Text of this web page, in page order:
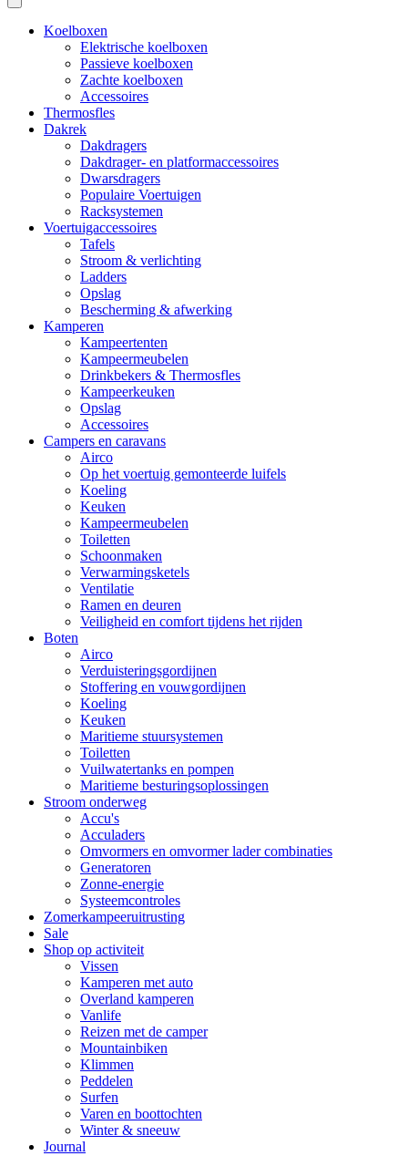
Koelboxen
Elektrische koelboxen
Passieve koelboxen
Zachte koelboxen
Accessoires
Thermosfles
Dakrek
Dakdragers
Dakdrager- en platformaccessoires
Dwarsdragers
Populaire Voertuigen
Racksystemen
Voertuigaccessoires
Tafels
Stroom & verlichting
Ladders
Opslag
Bescherming & afwerking
Kamperen
Kampeertenten
Kampeermeubelen
Drinkbekers & Thermosfles
Kampeerkeuken
Opslag
Accessoires
Campers en caravans
Airco
Op het voertuig gemonteerde luifels
Koeling
Keuken
Kampeermeubelen
Toiletten
Schoonmaken
Verwarmingsketels
Ventilatie
Ramen en deuren
Veiligheid en comfort tijdens het rijden
Boten
Airco
Verduisteringsgordijnen
Stoffering en vouwgordijnen
Koeling
Keuken
Maritieme stuursystemen
Toiletten
Vuilwatertanks en pompen
Maritieme besturingsoplossingen
Stroom onderweg
Accu's
Acculaders
Omvormers en omvormer lader combinaties
Generatoren
Zonne-energie
Systeemcontroles
Zomerkampeeruitrusting
Sale
Shop op activiteit
Vissen
Kamperen met auto
Overland kamperen
Vanlife
Reizen met de camper
Mountainbiken
Klimmen
Peddelen
Surfen
Varen en boottochten
Winter & sneeuw
Journal